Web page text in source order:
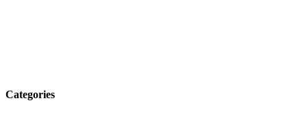
Categories